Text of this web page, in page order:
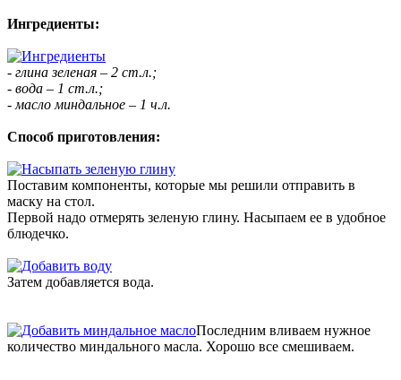
Ингредиенты:
- глина зеленая – 2 ст.л.;
- вода – 1 ст.л.;
- масло миндальное – 1 ч.л.
Способ приготовления:
Поставим компоненты, которые мы решили отправить в
маску на стол.
Первой надо отмерять зеленую глину. Насыпаем ее в удобное
блюдечко.
Затем добавляется вода.
Последним вливаем нужное
количество миндального масла. Хорошо все смешиваем.